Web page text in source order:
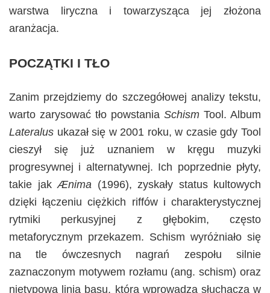
warstwa liryczna i towarzysząca jej złożona
aranżacja.
POCZĄTKI I TŁO
Zanim przejdziemy do szczegółowej analizy tekstu,
warto zarysować tło powstania Schism Tool. Album
Lateralus ukazał się w 2001 roku, w czasie gdy Tool
cieszył się już uznaniem w kręgu muzyki
progresywnej i alternatywnej. Ich poprzednie płyty,
takie jak Ænima (1996), zyskały status kultowych
dzięki łączeniu ciężkich riffów i charakterystycznej
rytmiki perkusyjnej z głębokim, często
metaforycznym przekazem. Schism wyróżniało się
na tle ówczesnych nagrań zespołu silnie
zaznaczonym motywem rozłamu (ang. schism) oraz
nietypową linią basu, która wprowadza słuchacza w